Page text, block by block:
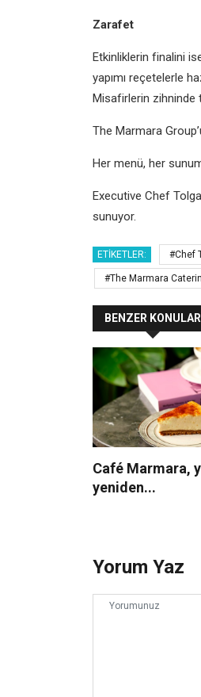
Zarafet
Etkinliklerin finalini
yapımı reçetelerle
Misafirlerin zihninde
The Marmara
Her menü, her
Executive Chef
sunuyor.
ETIKETLER: #Chef
#The Marmara
BENZER KONULAR
Café Marmara,
yeniden...
Yorum Yaz